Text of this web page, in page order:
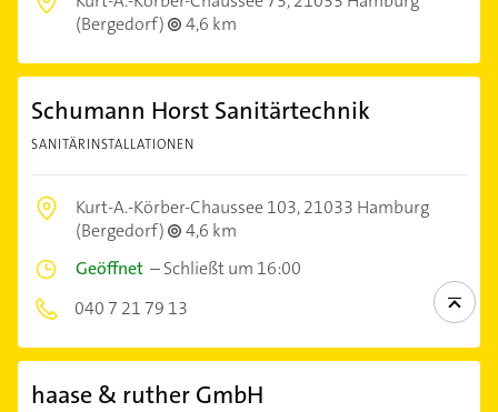
(Bergedorf)
4,6 km
Schumann Horst Sanitärtechnik
SANITÄRINSTALLATIONEN
Kurt-A.-Körber-Chaussee 103,21033 Hamburg
(Bergedorf)
4,6 km
Geöffnet –Schließt um 16:00
040 7 21 79 13
haase & ruther GmbH